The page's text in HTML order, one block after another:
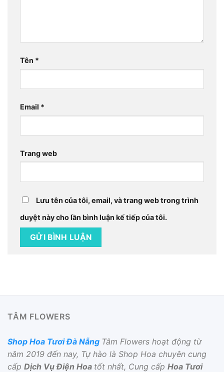
Tên *
Email *
Trang web
Lưu tên của tôi, email, và trang web trong trình
duyệt này cho lần bình luận kế tiếp của tôi.
TÂM FLOWERS
Shop Hoa Tươi Đà Nẵng Tâm Flowers hoạt động từ
năm 2019 đến nay, Tự hào là Shop Hoa chuyên cung
cấp Dịch Vụ Điện Hoa tốt nhất, Cung cấp Hoa Tươi